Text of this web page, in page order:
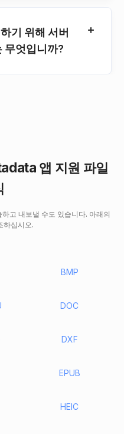
기 위해 서버
무엇입니까?
앱 지원 파일
고 내보낼 수도 있습니다. 아래의
하십시오.
BMP
DOC
DXF
EPUB
HEIC